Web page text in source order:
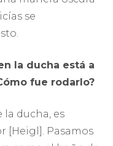
se
la ducha está a
fue rodarlo?
la ducha, es
[Heigl]. Pasamos